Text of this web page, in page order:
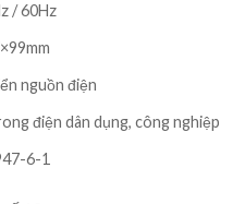
/ 60Hz
nguồn điện
điện dân dụng, công nghiệp
6-1